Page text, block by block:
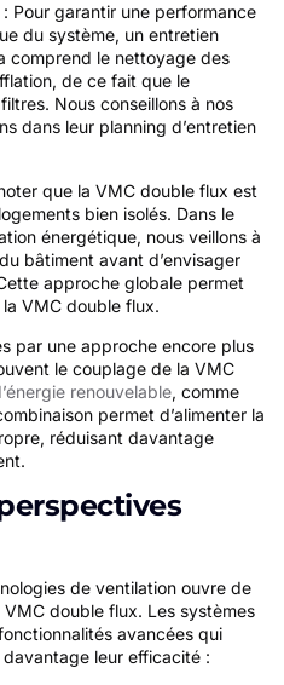
: Pour garantir une performance
du système, un entretien
comprend le nettoyage des
de ce fait que le
Nous conseillons à nos
dans leur planning d’entretien
que la VMC double flux est
bien isolés. Dans le
énergétique, nous veillons à
bâtiment avant d’envisager
approche globale permet
VMC double flux.
par une approche encore plus
le couplage de la VMC
renouvelable, comme
permet d’alimenter la
réduisant davantage
de ventilation ouvre de
double flux. Les systèmes
avancées qui
leur efficacité :